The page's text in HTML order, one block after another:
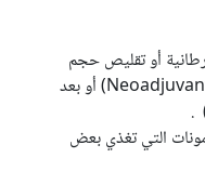
أو تقليص حجم
الورم قبل الجراحة (علاج تمهيدي- Neoadjuvant) أو بعد
التي تغذي بعض